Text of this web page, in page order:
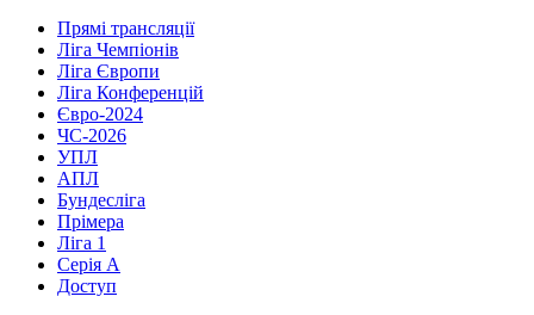
Прямі трансляції
Ліга Чемпіонів
Ліга Європи
Ліга Конференцій
Євро-2024
ЧС-2026
УПЛ
АПЛ
Бундесліга
Прімера
Ліга 1
Серія А
Доступ